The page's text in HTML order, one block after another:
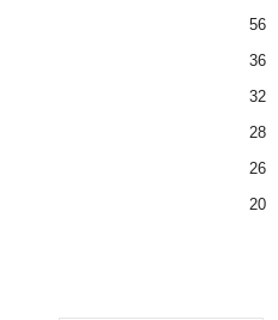
56
36
32
28
26
20